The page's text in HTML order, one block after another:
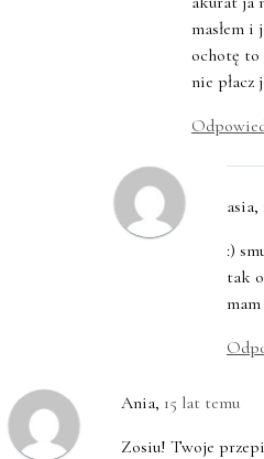
masłem i
ochotę
nie
asia,
:)
tak
Ania, 15 lat temu
Zosiu! Twoje